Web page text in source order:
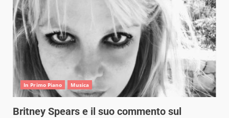
In Primo Piano Musica
Britney Spears e il suo commento sul